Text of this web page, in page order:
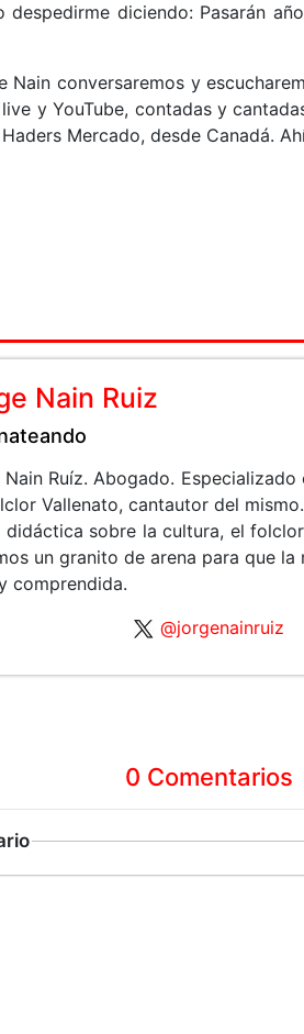
diciendo: Pasarán
Nain conversaremos y
y YouTube, contadas y
Mercado, desde Canadá.
Nain Ruiz
Ruíz. Abogado.
Vallenato, cantautor del
didáctica sobre la cultura, el
un granito de arena para que
comprendida.
@jorgenainruiz
0 Comentarios